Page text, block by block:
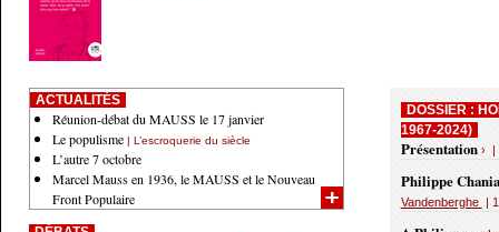
DOSSIER :
1967-2024)
Présentation › |
Philippe
Vandenberghe |
ACTUALITÉS
Réunion-débat du MAUSS le 17 janvier
Le populisme | L’escroquerie du siècle
L’autre 7 octobre
Marcel Mauss en 1936, le MAUSS et le Nouveau
Front Populaire